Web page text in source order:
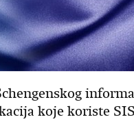
koje koriste SIS